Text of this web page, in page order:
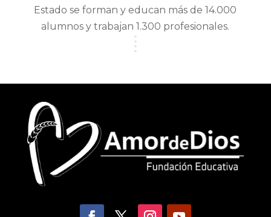
Estado se forman y educan más de 14.000
alumnos y trabajan 1.300 profesionales.